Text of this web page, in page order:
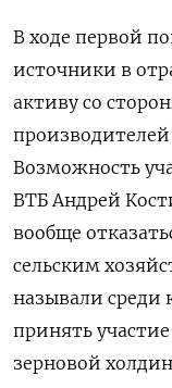
В ходе первой
источники в
активу со
Возможность
ВТБ Андрей
вообще
сельским
называли среди
принять
зерновой